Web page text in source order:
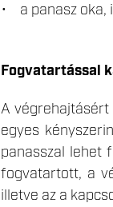
• a panasz oka,
Fogvatartással
A végrehajtásért
egyes
panasszal lehet
fogvatartott, a
illetve az a